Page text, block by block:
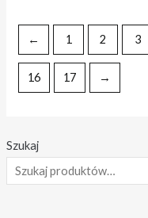
Szukaj
← 1 2 3
16 17 →